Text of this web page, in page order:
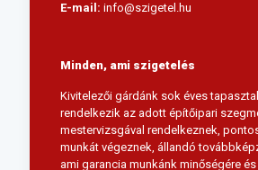
E-mail: info@szigetel.hu
Minden, ami szigetelés
Kivitelezői gárdánk sok éves
rendelkezik az adott építőipari
mestervizsgával rendelkeznek,
munkát végeznek, állandó
ami garancia munkánk minőségére és